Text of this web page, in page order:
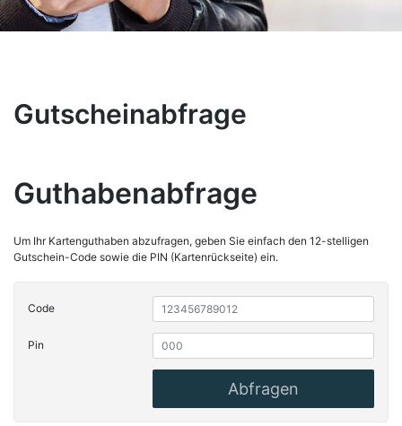
Gutscheinabfrage
Guthabenabfrage
Um Ihr Kartenguthaben abzufragen, geben Sie einfach den 12-stelligen
Gutschein-Code sowie die PIN (Kartenrückseite) ein.
Code
Pin
Abfragen